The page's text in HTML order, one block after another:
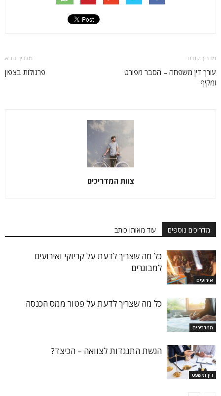
מדריך קודם
עורך דין משפחה – הסבר מפורט
ומקיף
מדריך הבא
פרגולות בצפון
צוות המדריכים
מדריכים נוספים עוד מאותו כותב
אירועים
כל מה שצריך לדעת על קריוקי ואירועים
למבוגרים
המדריכים
כל מה שצריך לדעת על פטור ממס הכנסה
דין ומשפט
הגשת התנגדות לצוואה – הכיצד?